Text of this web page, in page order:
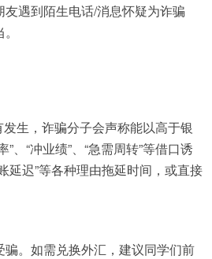
遇到陌生电话/消息怀疑为诈骗
生，诈骗分子会声称能以高于银
、“冲业绩”、“急需周转”等借口诱
延迟”等各种理由拖延时间，或直接
。如需兑换外汇，建议同学们前